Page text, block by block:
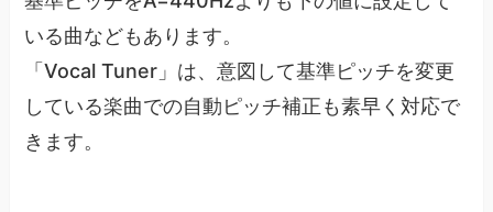
いる曲などもあります。
「Vocal Tuner」は、意図して基準ピッチを変更
している楽曲での自動ピッチ補正も素早く対応で
きます。